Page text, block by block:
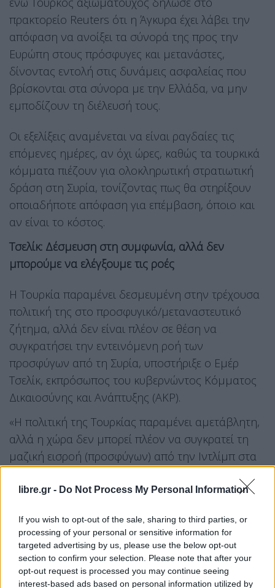
libre.gr - Do Not Process My Personal Information
If you wish to opt-out of the sale, sharing to third parties, or
processing of your personal or sensitive information for
targeted advertising by us, please use the below opt-out
section to confirm your selection. Please note that after your
opt-out request is processed you may continue seeing
interest-based ads based on personal information utilized by
πρακτορείο Reuters ότι η Άγκυρα έχει λάβει την
απόφαση να ανοίξει τα σύνορά της προς την
Ευρώπη στους πρόσφυγες και μετανάστες,
δίνοντας εντολή στις δυνάμεις ασφαλείας που
βρίσκονται στα σύνορα με την Ελλάδα, να μην
εμποδίζουν τη διέλευσή τους.
Οι εξελίξεις αναμένεται να είναι ραγδαίες τις
επόμενες ημέρες, αν όχι ώρες, καθώς τα τουρκικά
κόμματα πιέζουν για ολοκληρωτική στρατιωτική
δράση στη Συρία, τονίζοντας πως θα στηρίξουν
οποιαδήποτε απόφαση για επέμβαση, όποιο και
αν είναι το κόστος.
Τσελίκ: Δέσμευση στη συμφωνία, αλλά δεν
μπορούμε να ελέγξουμε τις ροές
Η Τουρκία παραμένει δεσμευμένη στην τρέχουσα
πολιτική της στο προσφυγικό/μεταναστευτικό
ζήτημα, αλλά δεν είναι πλέον σε θέση να
συγκρατήσει την εντεινόμενη ροή των
προσφύγων από τη Συρία, υποστήριξε ο Εμέρ
Τσελίκ, εκπρόσωπος του κυβερνώντος Κόμματος
Δικαιοσύνης και Ανάπτυξης (AKP).
«Η πολιτική της Τουρκίας παραμένει αμετάβλητη,
αλλά η χώρα δεν μπορεί πλέον να συγκρατεί τη
μαζική εισροή (προσφύγων) από την Ιντλίμπ στα
ώρες σήμερα.
Ο Τσελίκ φάνηκε να προσπαθεί να ανασκευάσει με
αυτή την τοποθέτηση δηλώσεις στο πρακτορείο
ειδήσεων Ρόιτερς τουρκικών κυβερνητικών πηγών
κατά τις οποίες η Άγκυρα αποφάσισε μετά την